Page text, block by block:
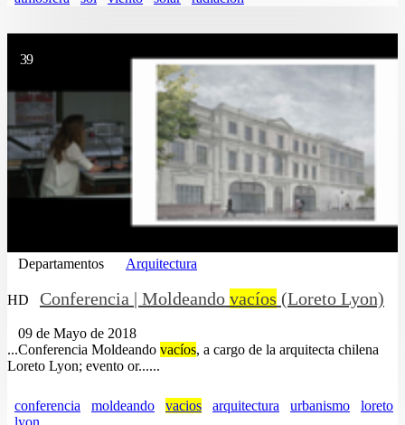
39
Departamentos Arquitectura
HD Conferencia | Moldeando vacíos (Loreto Lyon)
09 de Mayo de 2018
...Conferencia Moldeando vacíos, a cargo de la arquitecta chilena
Loreto Lyon; evento or......
conferencia moldeando vacios arquitectura urbanismo
loreto
lyon